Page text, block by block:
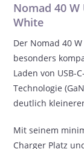
Nomad 40 W
White
Der Nomad 40
besonders
Laden von USB-
Technologie
deutlich
Mit seinem
Charger Platz